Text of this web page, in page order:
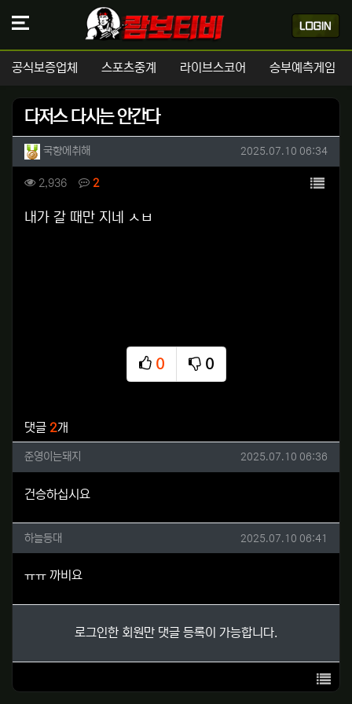
공식보증업체 스포츠중계 라이브스코어 승부예측게임
다저스 다시는 안간다
작성자 정보
국향에취해 작성일
2025.07.10 06:34
컨텐츠 정보
2,936조회 2댓글 목록
본문
내가 갈 때만 지네 ㅅㅂ
0
추천
0
비추천
댓글 2개
준영이는돼지님의 댓글
준영이는돼지 작성일
2025.07.10 06:36
건승하십시요
하늘등대님의 댓글
하늘등대 작성일
2025.07.10 06:41
ㅠㅠ 까비요
로그인한 회원만 댓글 등록이 가능합니다.
목록